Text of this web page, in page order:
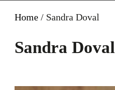
Home / Sandra Doval
Sandra Doval